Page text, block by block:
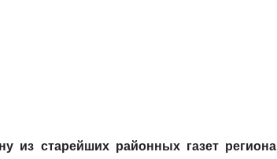
из старейших районных газет региона